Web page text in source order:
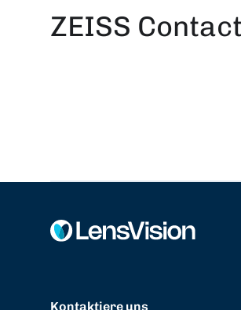
ZEISS
Kontaktiere uns